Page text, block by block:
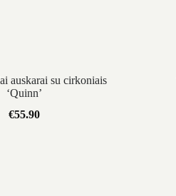
auskarai su cirkoniais
‘Quinn’
€55.90